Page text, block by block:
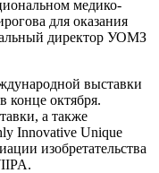
медико-
для оказания
директор УОМЗ
выставки
конце октября.
а также
Innovative Unique
изобретательства